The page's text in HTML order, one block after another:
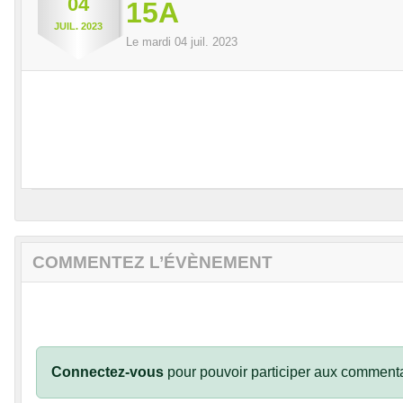
JUIL. 2023 15A
Le mardi 04 juil. 2023
COMMENTEZ L’ÉVÈNEMENT
Connectez-vous pour pouvoir participer aux